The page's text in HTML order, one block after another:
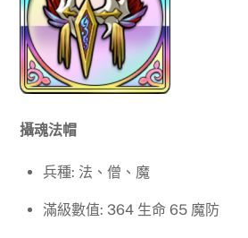
攝魂法帽
兵種: 法、僧、魔
滿級數值: 364 生命 65 魔防